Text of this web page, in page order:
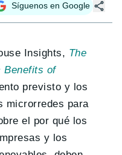
Síguenos en Google
Insights, The
Benefits of
previsto y los
microrredes para
el por qué los
y los